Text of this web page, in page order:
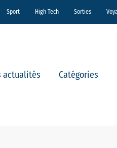
Sport High Tech Sorties
actualités Catégories